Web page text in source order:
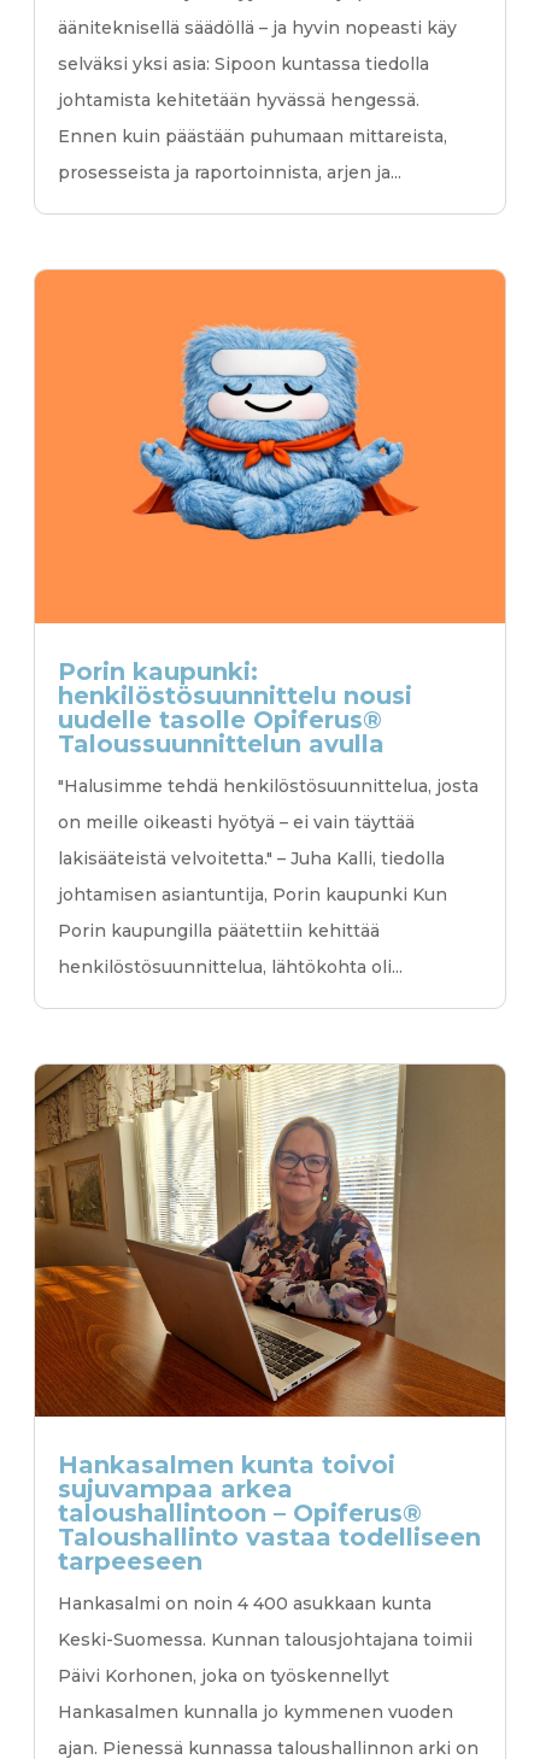
ääniteknisellä säädöllä – ja hyvin nopeasti käy
selväksi yksi asia: Sipoon kuntassa tiedolla
johtamista kehitetään hyvässä hengessä.
Ennen kuin päästään puhumaan mittareista,
prosesseista ja raportoinnista, arjen ja...
Porin kaupunki:
henkilöstösuunnittelu nousi
uudelle tasolle Opiferus®
Talous­suunnittelun avulla
"Halusimme tehdä henkilöstösuunnittelua, josta
on meille oikeasti hyötyä – ei vain täyttää
lakisääteistä velvoitetta." – Juha Kalli, tiedolla
johtamisen asiantuntija, Porin kaupunki Kun
Porin kaupungilla päätettiin kehittää
henkilöstösuunnittelua, lähtökohta oli...
Hankasalmen kunta toivoi
sujuvampaa arkea
taloushallintoon – Opiferus®
Taloushallinto vastaa todelliseen
tarpeeseen
Hankasalmi on noin 4 400 asukkaan kunta
Keski-Suomessa. Kunnan talousjohtajana toimii
Päivi Korhonen, joka on työskennellyt
Hankasalmen kunnalla jo kymmenen vuoden
ajan. Pienessä kunnassa taloushallinnon arki on